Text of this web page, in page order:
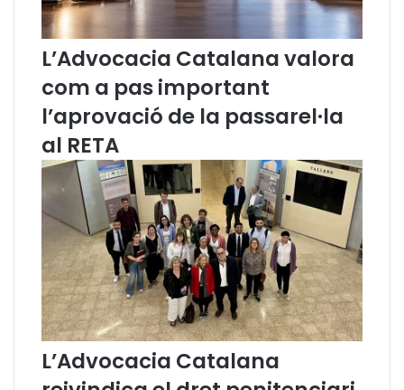
b
e
e
l
e
r
d
p
o
b
e
s
a
L’Advocacia Catalana valora
com a pas important
l’aprovació de la passarel·la
al RETA
L’Advocacia Catalana